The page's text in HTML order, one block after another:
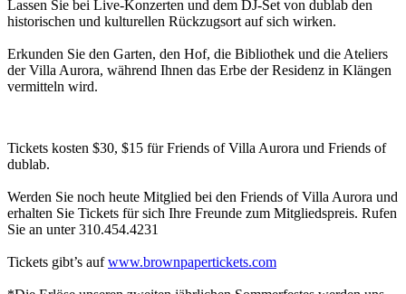
Lassen Sie bei Live-Konzerten und dem DJ-Set von dublab den
historischen und kulturellen Rückzugsort auf sich wirken.
Erkunden Sie den Garten, den Hof, die Bibliothek und die Ateliers
der Villa Aurora, während Ihnen das Erbe der Residenz in Klängen
vermitteln wird.
Tickets kosten $30, $15 für Friends of Villa Aurora und Friends of
dublab.
Werden Sie noch heute Mitglied bei den Friends of Villa Aurora und
erhalten Sie Tickets für sich Ihre Freunde zum Mitgliedspreis. Rufen
Sie an unter 310.454.4231
Tickets gibt’s aufwww.brownpapertickets.com